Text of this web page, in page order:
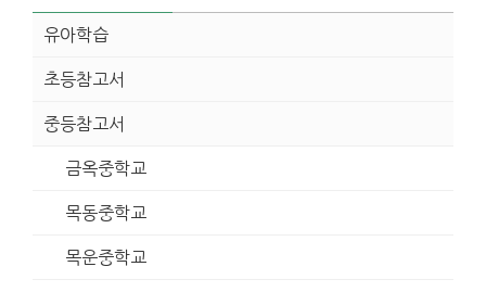
유아학습
초등참고서
중등참고서
금옥중학교
목동중학교
목운중학교